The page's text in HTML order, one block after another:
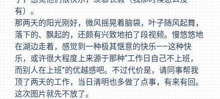
有）。
那两天的阳光刚好，微风摇晃着脑袋，叶子随风起舞，
落下的、飘起的，还颇有兴致地拍了段视频。慢悠悠地
在湖边走着，感觉到一种极其惬意的快乐——这种快
乐，或许很大程度上来源于那种“工作日自己不上班，
而别人在上班”的优越感吧。不过代价是，请同事帮我
顶了两天的工作，当日清明也多做了点事，有来有回。
这次图片就先不放了。